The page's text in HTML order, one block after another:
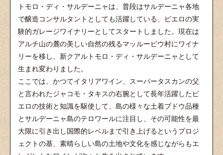
トモロ・ディ・サルデーニャは、普段はサルデーニャ各地
で醸造コンサルタントとしても活躍している、ピエロの実
験的ガレージワイナリーとしてスタートしました。現在は
アルチ山の麓の美しい自然の残るマッルービウ村にワイナ
リーを移し、新クアルトモロ・ディ・サルデーニャとして
生まれ変わりました。
ここでは、かつてイタリアワイン、スーパータスカンの父
と言われたジャコモ・タキスの右腕として長年活躍したピ
エロの技術と知識を駆使して、島の様々な土着ブドウ品種
とサルデーニャ島のテロワールに注目し、その可能性を最
大限に引き出し国際的レベルまで引き上げるというプロジ
ェクトの基、素晴らしい島の土地や文化を感じながらもエ